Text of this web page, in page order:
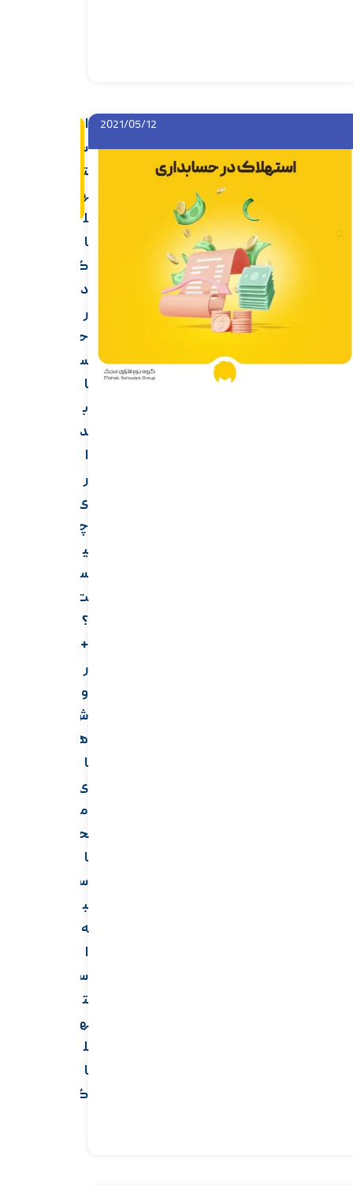
2021/05/12
ا
س
ت
ه
ل
ا
ک
د
ر
ح
س
ا
ب
د
ا
ر
ی
چ
ی
س
ت
؟
+
ر
و
ش
ه
ا
ی
م
ح
ا
س
ب
ه
ا
س
ت
ه
ل
ا
ک